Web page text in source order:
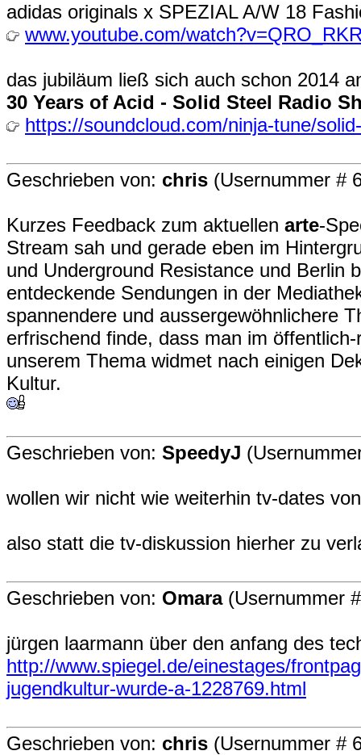
adidas originals x SPEZIAL A/W 18
www.youtube.com/
das jubiläum ließ sich auch schon 2014
30 Years of Acid - Solid Steel Radio
https://soundcloud.com/ninja-tune/
Geschrieben von: chris (Usernummer #
Kurzes Feedback zum aktuellen arte-
Stream sah und gerade eben im
und Underground Resistance und Berlin
entdeckende Sendungen in der
spannendere und aussergewöhnlichere
erfrischend finde, dass man im
unserem Thema widmet nach einigen
Kultur.
Geschrieben von: SpeedyJ
wollen wir nicht wie weiterhin tv-dates
also statt die tv-diskussion hierher zu
Geschrieben von: Omara(Usernummer
jürgen laarmann über den anfang des
http://www.spiegel.de/einestages/
jugendkultur-wurde-a-1228769.html
Geschrieben von: chris (Usernummer #